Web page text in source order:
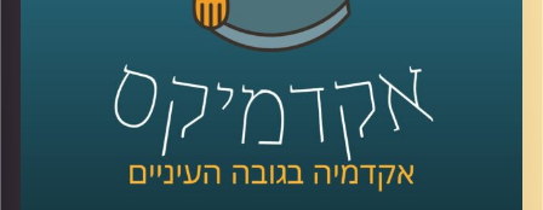
קרדיט תמונות:
AudioVersity